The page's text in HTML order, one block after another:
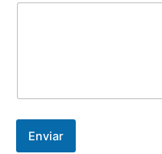
c
t
ó
Enviar